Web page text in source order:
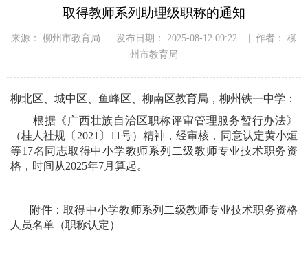
取得教师系列助理级职称的通知
来源： 柳州市教育局 | 发布日期： 2025-08-12 09:22 | 作者： 柳
州市教育局
柳北区、城中区、鱼峰区、柳南区教育局，柳州铁一中学：
根据《广西壮族自治区职称评审管理服务暂行办法》
（桂人社规〔2021〕11号）精神，经审核，同意认定黄小烜
等17名同志取得中小学教师系列二级教师专业技术职务资
格，时间从2025年7月算起。
附件：取得中小学教师系列二级教师专业技术职务资格
人员名单（职称认定）